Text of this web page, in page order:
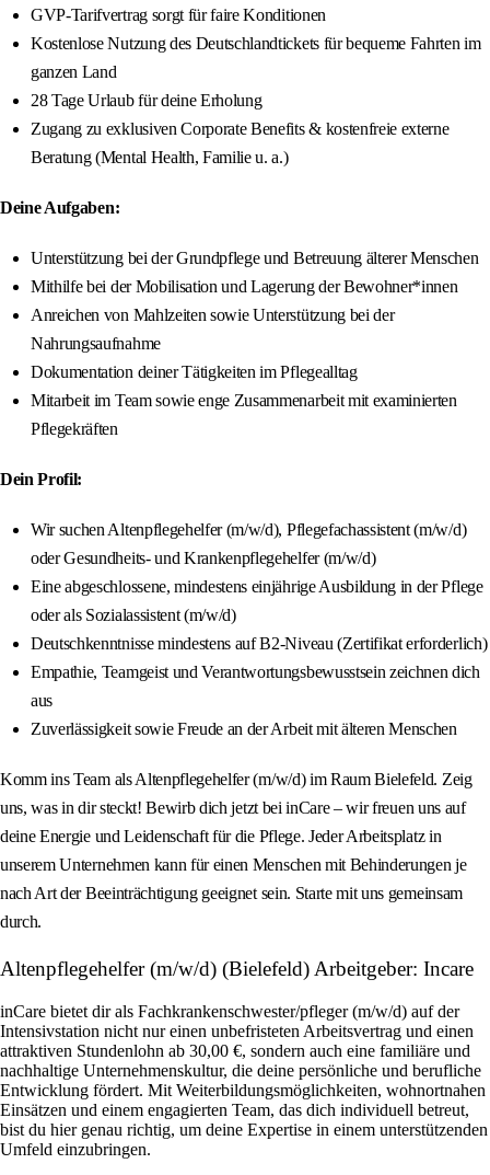
GVP-Tarifvertrag sorgt für faire Konditionen
Kostenlose Nutzung des Deutschlandtickets für bequeme Fahrten im
ganzen Land
28 Tage Urlaub für deine Erholung
Zugang zu exklusiven Corporate Benefits & kostenfreie externe
Beratung (Mental Health, Familie u. a.)
Deine Aufgaben:
Unterstützung bei der Grundpflege und Betreuung älterer Menschen
Mithilfe bei der Mobilisation und Lagerung der Bewohner*innen
Anreichen von Mahlzeiten sowie Unterstützung bei der
Nahrungsaufnahme
Dokumentation deiner Tätigkeiten im Pflegealltag
Mitarbeit im Team sowie enge Zusammenarbeit mit examinierten
Pflegekräften
Dein Profil:
Wir suchen Altenpflegehelfer (m/w/d), Pflegefachassistent (m/w/d)
oder Gesundheits- und Krankenpflegehelfer (m/w/d)
Eine abgeschlossene, mindestens einjährige Ausbildung in der Pflege
oder als Sozialassistent (m/w/d)
Deutschkenntnisse mindestens auf B2-Niveau (Zertifikat erforderlich)
Empathie, Teamgeist und Verantwortungsbewusstsein zeichnen dich
aus
Zuverlässigkeit sowie Freude an der Arbeit mit älteren Menschen
Komm ins Team als Altenpflegehelfer (m/w/d) im Raum Bielefeld. Zeig
uns, was in dir steckt! Bewirb dich jetzt bei inCare – wir freuen uns auf
deine Energie und Leidenschaft für die Pflege. Jeder Arbeitsplatz in
unserem Unternehmen kann für einen Menschen mit Behinderungen je
nach Art der Beeinträchtigung geeignet sein. Starte mit uns gemeinsam
durch.
Altenpflegehelfer (m/w/d) (Bielefeld) Arbeitgeber: Incare
inCare bietet dir als Fachkrankenschwester/pfleger (m/w/d) auf der
Intensivstation nicht nur einen unbefristeten Arbeitsvertrag und einen
attraktiven Stundenlohn ab 30,00 €, sondern auch eine familiäre und
nachhaltige Unternehmenskultur, die deine persönliche und berufliche
Entwicklung fördert. Mit Weiterbildungsmöglichkeiten, wohnortnahen
Einsätzen und einem engagierten Team, das dich individuell betreut,
bist du hier genau richtig, um deine Expertise in einem unterstützenden
Umfeld einzubringen.